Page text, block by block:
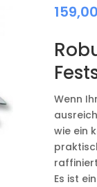
159,00
Wenn
wie ein
Es ist